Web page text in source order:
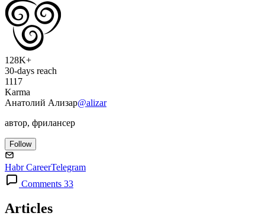
128K+
30-days reach
1117
Karma
Анатолий Ализар@alizar
автор, фрилансер
Follow
Habr CareerTelegram
Comments 33
Articles